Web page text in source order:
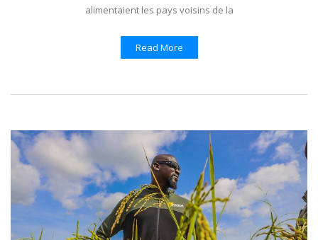
alimentaient les pays voisins de la
Read More